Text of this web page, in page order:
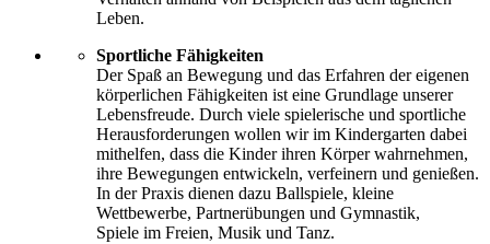
Leben.
Sportliche Fähigkeiten
Der Spaß an Bewegung und das Erfahren der eigenen
körperlichen Fähigkeiten ist eine Grundlage unserer
Lebensfreude. Durch viele spielerische und sportliche
Herausforderungen wollen wir im Kindergarten dabei
mithelfen, dass die Kinder ihren Körper wahrnehmen,
ihre Bewegungen entwickeln, verfeinern und genießen.
In der Praxis dienen dazu Ballspiele, kleine
Wettbewerbe, Partnerübungen und Gymnastik,
Spiele im Freien, Musik und Tanz.